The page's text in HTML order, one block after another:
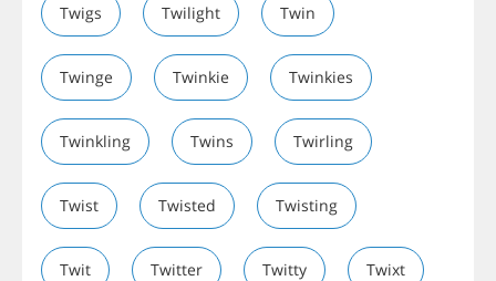
Twigs Twilight Twin
Twinge Twinkie Twinkies
Twinkling Twins Twirling
Twist Twisted Twisting
Twit Twitter Twitty Twixt